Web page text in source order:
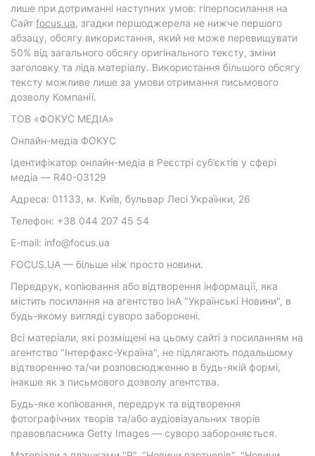
лише при дотриманні наступних умов: гіперпосилання на
Cайт focus.ua, згадки першоджерела не нижче першого
абзацу, обсягу використання, який не може перевищувати
50% від загального обсягу оригінального тексту, зміни
заголовку та ліда матеріалу. Використання більшого обсягу
тексту можливе лише за умови отримання письмового
дозволу Компанії.
ТОВ «ФОКУС МЕДІА»
Онлайн-медіа ФОКУС
Ідентифікатор онлайн-медіа в Реєстрі суб’єктів у сфері
медіа — R40-03129
Адреса: 01133, м. Київ, бульвар Лесі Українки, 26
Телефон: +38 044 207 45 54
E-mail: info@focus.ua
FOCUS.UA — більше ніж просто новини.
Передрук, копіювання або відтворення інформації, яка
містить посилання на агентство ІнА "Українські Новини", в
будь-якому вигляді суворо заборонені.
Всі матеріали, які розміщені на цьому сайті з посиланням на
агентство "Інтерфакс-Україна", не підлягають подальшому
відтворенню та/чи розповсюдженню в будь-якій формі,
інакше як з письмового дозволу агентства.
Будь-яке копіювання, передрук та відтворення
фотографічних творів та/або аудіовізуальних творів
правовласника Getty Images — суворо забороняється.